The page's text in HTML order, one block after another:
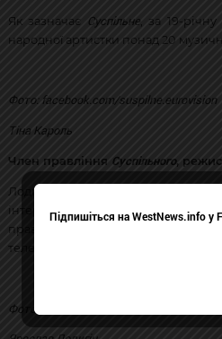
Як зазначає Суспільне, за 19-
народної артистки понад 20
Фото: facebook.com/suspilne.eurovision
Тіна Кароль
Член правління Суспільного,
Лодигін – режисер, сценарист,
інтернет-радіо
Аристократи .
правління
,
телебачення, а також член
Фото: facebook.com/suspilne.eurovision
Підпишіться на WestNews.info у